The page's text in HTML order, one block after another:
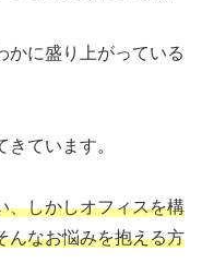
かに盛り上がっている
ています。
、しかしオフィスを構
なお悩みを抱える方